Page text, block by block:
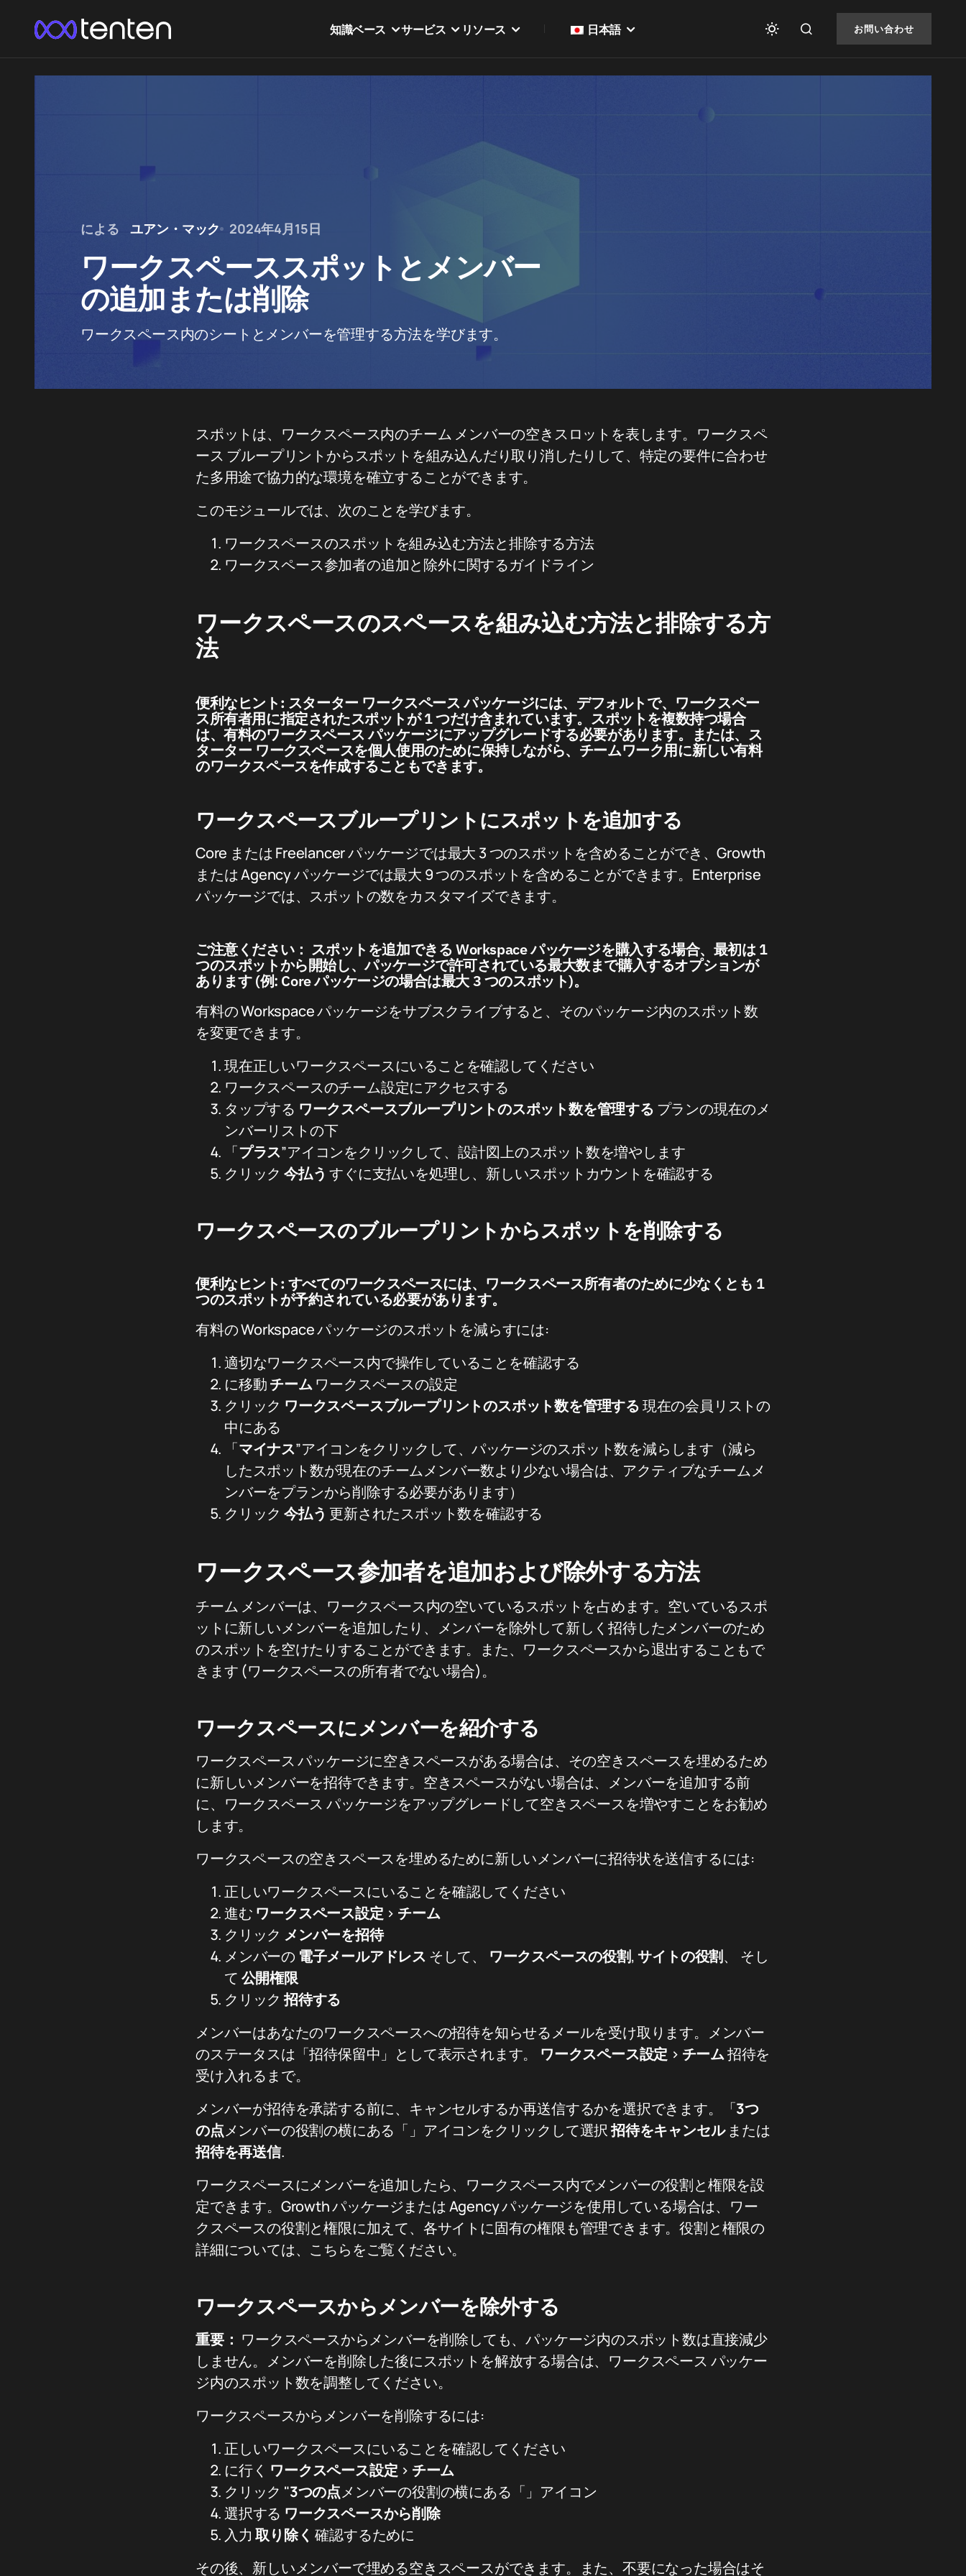
知識ベース サービス リソース 日本語 お問い合わせ
による ユアン・マック 2024年4月15日
ワークスペーススポットとメンバー
の追加または削除
ワークスペース内のシートとメンバーを管理する方法を学びます。
スポットは、ワークスペース内のチーム メンバーの空きスロットを表します。ワークスペ
ース ブループリントからスポットを組み込んだり取り消したりして、特定の要件に合わせ
た多用途で協力的な環境を確立することができます。
このモジュールでは、次のことを学びます。
ワークスペースのスポットを組み込む方法と排除する方法
ワークスペース参加者の追加と除外に関するガイドライン
ワークスペースのスペースを組み込む方法と排除する方
法
便利なヒント: スターター ワークスペース パッケージには、デフォルトで、ワークスペー
ス所有者用に指定されたスポットが 1 つだけ含まれています。スポットを複数持つ場合
は、有料のワークスペース パッケージにアップグレードする必要があります。または、ス
ターター ワークスペースを個人使用のために保持しながら、チームワーク用に新しい有料
のワークスペースを作成することもできます。
ワークスペースブループリントにスポットを追加する
Core または Freelancer パッケージでは最大 3 つのスポットを含めることができ、Growth
または Agency パッケージでは最大 9 つのスポットを含めることができます。Enterprise
パッケージでは、スポットの数をカスタマイズできます。
ご注意ください： スポットを追加できる Workspace パッケージを購入する場合、最初は 1
つのスポットから開始し、パッケージで許可されている最大数まで購入するオプションが
あります (例: Core パッケージの場合は最大 3 つのスポット)。
有料の Workspace パッケージをサブスクライブすると、そのパッケージ内のスポット数
を変更できます。
現在正しいワークスペースにいることを確認してください
ワークスペースのチーム設定にアクセスする
タップする ワークスペースブループリントのスポット数を管理する プランの現在のメ
ンバーリストの下
「プラス”アイコンをクリックして、設計図上のスポット数を増やします
クリック 今払う すぐに支払いを処理し、新しいスポットカウントを確認する
ワークスペースのブループリントからスポットを削除する
便利なヒント: すべてのワークスペースには、ワークスペース所有者のために少なくとも 1
つのスポットが予約されている必要があります。
有料の Workspace パッケージのスポットを減らすには:
適切なワークスペース内で操作していることを確認する
に移動チームワークスペースの設定
クリック ワークスペースブループリントのスポット数を管理する現在の会員リストの
中にある
「マイナス”アイコンをクリックして、パッケージのスポット数を減らします（減ら
したスポット数が現在のチームメンバー数より少ない場合は、アクティブなチームメ
ンバーをプランから削除する必要があります）
クリック 今払う 更新されたスポット数を確認する
ワークスペース参加者を追加および除外する方法
チーム メンバーは、ワークスペース内の空いているスポットを占めます。空いているスポ
ットに新しいメンバーを追加したり、メンバーを除外して新しく招待したメンバーのため
のスポットを空けたりすることができます。また、ワークスペースから退出することもで
きます (ワークスペースの所有者でない場合)。
ワークスペースにメンバーを紹介する
ワークスペース パッケージに空きスペースがある場合は、その空きスペースを埋めるため
に新しいメンバーを招待できます。空きスペースがない場合は、メンバーを追加する前
に、ワークスペース パッケージをアップグレードして空きスペースを増やすことをお勧め
します。
ワークスペースの空きスペースを埋めるために新しいメンバーに招待状を送信するには:
正しいワークスペースにいることを確認してください
進む ワークスペース設定 > チーム
クリック メンバーを招待
メンバーの 電子メールアドレス そして、 ワークスペースの役割,サイトの役割、 そし
て 公開権限
クリック 招待する
メンバーはあなたのワークスペースへの招待を知らせるメールを受け取ります。メンバー
のステータスは「招待保留中」として表示されます。 ワークスペース設定 > チーム招待を
受け入れるまで。
メンバーが招待を承諾する前に、キャンセルするか再送信するかを選択できます。「3つ
の点メンバーの役割の横にある「」アイコンをクリックして選択招待をキャンセルまたは
招待を再送信.
ワークスペースにメンバーを追加したら、ワークスペース内でメンバーの役割と権限を設
定できます。Growth パッケージまたは Agency パッケージを使用している場合は、ワー
クスペースの役割と権限に加えて、各サイトに固有の権限も管理できます。役割と権限の
詳細については、こちらをご覧ください。
ワークスペースからメンバーを除外する
重要： ワークスペースからメンバーを削除しても、パッケージ内のスポット数は直接減少
しません。メンバーを削除した後にスポットを解放する場合は、ワークスペース パッケー
ジ内のスポット数を調整してください。
ワークスペースからメンバーを削除するには:
正しいワークスペースにいることを確認してください
に行く ワークスペース設定 > チーム
クリック "3つの点メンバーの役割の横にある「」アイコン
選択する ワークスペースから削除
入力取り除く 確認するために
その後、新しいメンバーで埋める空きスペースができます。また、不要になった場合はそ